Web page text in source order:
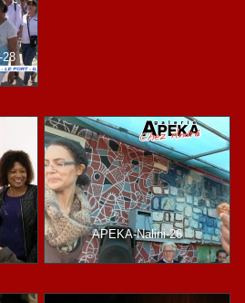
28
APEKA-Nalini-26